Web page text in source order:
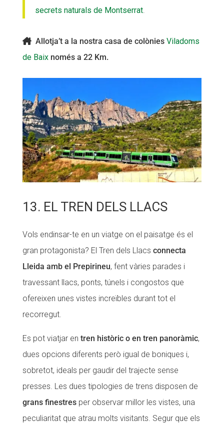
secrets naturals de Montserrat.
Allotja’t a la nostra casa de colònies Viladoms
de Baixnomés a 22 Km.
13. EL TREN DELS LLACS
Vols endinsar-te en un viatge on el paisatge és el
gran protagonista? El Tren dels Llacs connecta
Lleida amb el Prepirineu, fent vàries parades i
travessant llacs, ponts, túnels i congostos que
ofereixen unes vistes increïbles durant tot el
recorregut.
Es pot viatjar en tren històric o en tren panoràmic,
dues opcions diferents però igual de boniques i,
sobretot, ideals per gaudir del trajecte sense
presses. Les dues tipologies de trens disposen de
grans finestresper observar millor les vistes, una
peculiaritat que atrau molts visitants. Segur que els